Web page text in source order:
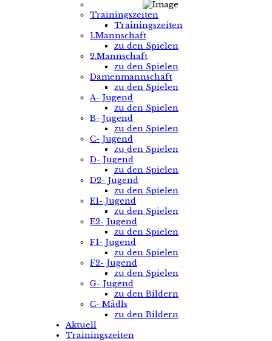
Trainingszeiten
Trainingszeiten
1.Mannschaft
zu den Spielen
2.Mannschaft
zu den Spielen
Damenmannschaft
zu den Spielen
A- Jugend
zu den Spielen
B- Jugend
zu den Spielen
C- Jugend
zu den Spielen
D- Jugend
zu den Spielen
D2- Jugend
zu den Spielen
E1- Jugend
zu den Spielen
E2- Jugend
zu den Spielen
F1- Jugend
zu den Spielen
F2- Jugend
zu den Spielen
G- Jugend
zu den Bildern
C- Mädls
zu den Bildern
Aktuell
Trainingszeiten